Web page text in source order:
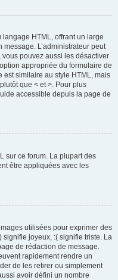
HTML, offrant un large
message. L’administrateur peut
pouvez aussi les désactiver
appropriée du formulaire de
similaire au style HTML, mais
que < et >. Pour plus
accessible depuis la page de
sur ce forum. La plupart des
être appliquées avec les
utilisées pour exprimer des
signifie joyeux, :( signifie triste. La
de rédaction de message.
rapidement rendre un
de les retirer ou simplement
avoir défini un nombre